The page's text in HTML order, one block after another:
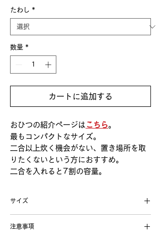
たわし *
数量 *
カートに追加する
おひつの紹介ページは こちら。
最もコンパクトなサイズ。
二合以上炊く機会がない、置き場所を取
りたくないという方におすすめ。
二合を入れると7割の容量。
サイズ
21.5cm全高12.5cm
注意事項